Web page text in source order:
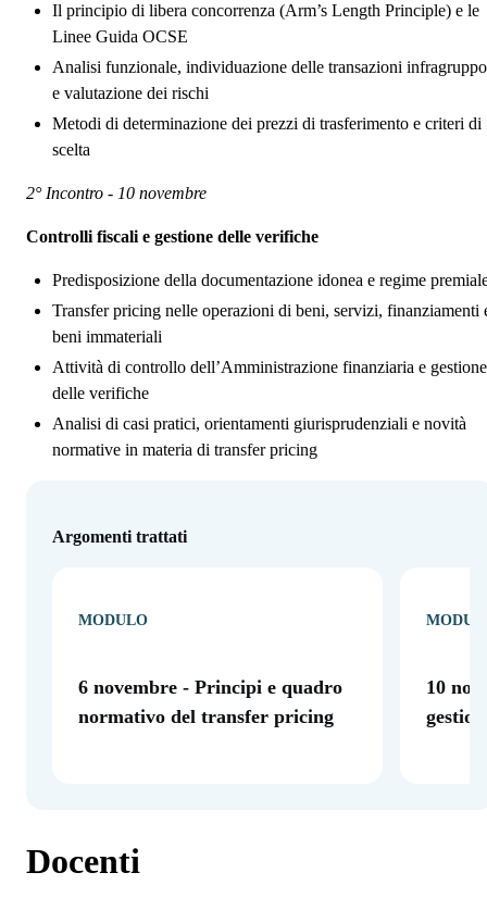
Il principio di libera concorrenza (Arm’s Length Principle) e le
Linee Guida OCSE
Analisi funzionale, individuazione delle transazioni infragruppo
e valutazione dei rischi
Metodi di determinazione dei prezzi di trasferimento e criteri di
scelta
2° Incontro - 10 novembre
Controlli fiscali e gestione delle verifiche
Predisposizione della documentazione idonea e regime
Transfer pricing nelle operazioni di beni, servizi, finanziamenti
beni immateriali
Attività di controllo dell’Amministrazione finanziaria e gestione
delle verifiche
Analisi di casi pratici, orientamenti giurisprudenziali e novità
normative in materia di transfer pricing
Argomenti trattati
MODULO
6 novembre - Principi e quadro
normativo del transfer pricing
10
Docenti